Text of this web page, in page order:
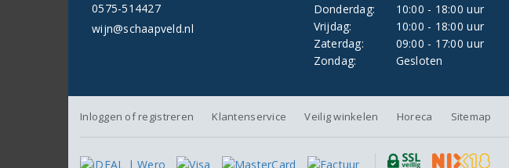
0575-514427
wijn@schaapveld.nl
Donderdag:
10:00 - 18:00 uur
Vrijdag:
10:00 - 18:00 uur
Zaterdag:
09:00 - 17:00 uur
Zondag:
Gesloten
Inloggen of registreren Klantenservice Veilig winkelen Horeca Sitemap